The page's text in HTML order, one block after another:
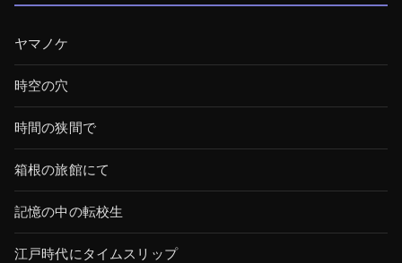
ヤマノケ
時空の穴
時間の狭間で
箱根の旅館にて
記憶の中の転校生
江戸時代にタイムスリップ